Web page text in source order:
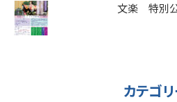
文楽 特別
カテゴ